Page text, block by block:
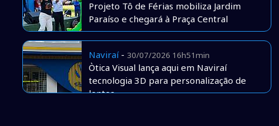
Projeto Tô de Férias mobiliza Jardim
Paraíso e chegará à Praça Central
Naviraí- 30/07/2026 16h51min
Òtica Visual lança aqui em Naviraí
tecnologia 3D para personalização de
lentes